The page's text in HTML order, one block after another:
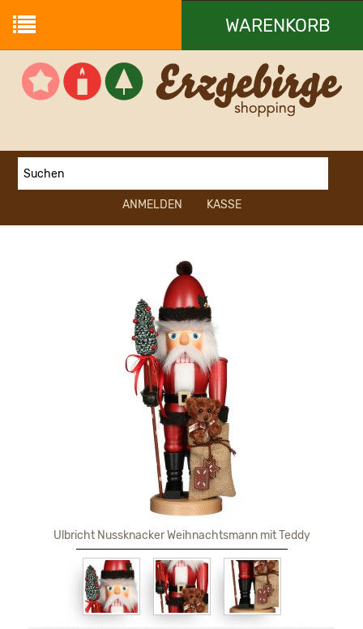
WARENKORB
Ihr Warenkorb ist leer.
ANMELDEN KASSE
Ulbricht Nussknacker Weihnachtsmann mit Teddy